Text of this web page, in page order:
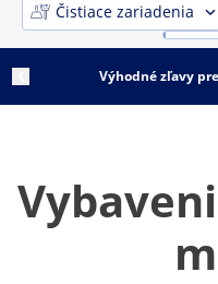
Čistiace zariadenia
Výhodné zľavy